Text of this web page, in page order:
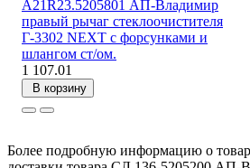
А21R23.5205801 АП-Владимир
правый рычаг стеклоочистителя
Г-3302 NEXT с форсунками и
шлангом ст/ом.
1 107.01
В корзину
Более подробную информацию о